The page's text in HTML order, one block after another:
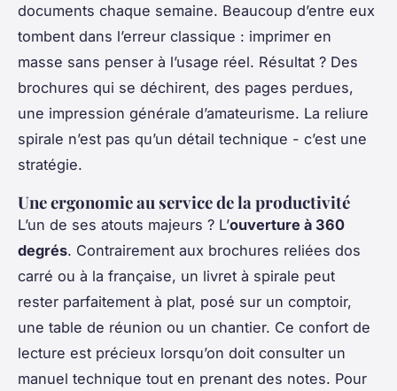
documents chaque semaine. Beaucoup d’entre eux
tombent dans l’erreur classique : imprimer en
masse sans penser à l’usage réel. Résultat ? Des
brochures qui se déchirent, des pages perdues,
une impression générale d’amateurisme. La reliure
spirale n’est pas qu’un détail technique - c’est une
stratégie.
Une ergonomie au service de la productivité
L’un de ses atouts majeurs ? L’ouverture à 360
degrés. Contrairement aux brochures reliées dos
carré ou à la française, un livret à spirale peut
rester parfaitement à plat, posé sur un comptoir,
une table de réunion ou un chantier. Ce confort de
lecture est précieux lorsqu’on doit consulter un
manuel technique tout en prenant des notes. Pour